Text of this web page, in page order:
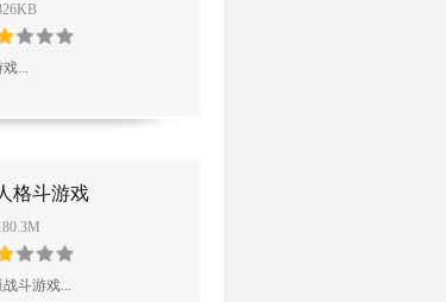
...
格斗游戏
斗游戏...